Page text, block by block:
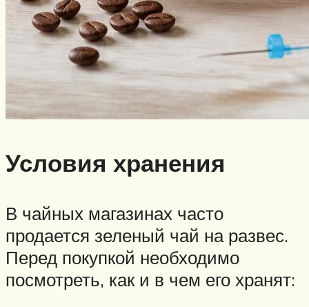
Условия хранения
В чайных магазинах часто
продается зеленый чай на развес.
Перед покупкой необходимо
посмотреть, как и в чем его хранят: